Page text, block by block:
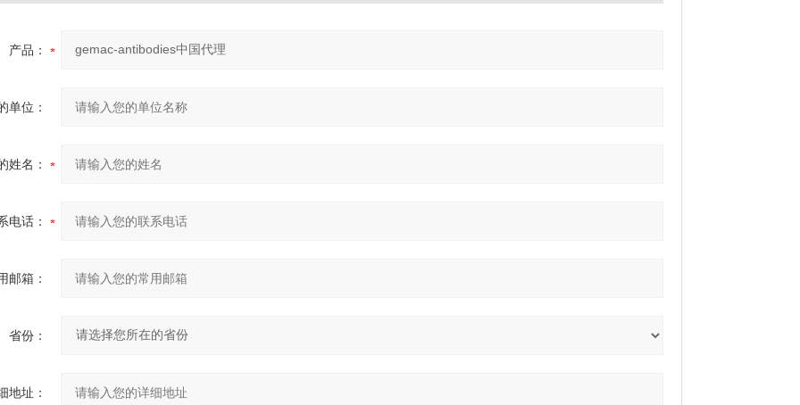
产品：
单位：
姓名：
电话：
邮箱：
省份：
地址：